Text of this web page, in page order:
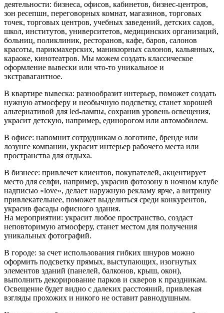
деятельности: бизнеса, офисов, кабинетов, бизнес-центров,
зон ресепшн, переговорных комнат, магазинов, торговых
точек, торговых центров, учебных заведений, детских садов,
школ, институтов, университетов, медицинских организаций,
больниц, поликлиник, ресторанов, кафе, баров, салонов
красоты, парикмахерских, маникюрных салонов, кальянных,
караоке, кинотеатров. Мы можем создать классическое
оформление вывески или что-то уникальное и
экстравагантное.
В квартире вывеска: разнообразит интерьер, поможет создать
нужную атмосферу и необычную подсветку, станет хорошей
альтернативой для led-лампы, сохранив уровень освещения,
украсит детскую, например, единорогом или автомобилем.
В офисе: напомнит сотрудникам о логотипе, бренде или
лозунге компании, украсит интерьер рабочего места или
пространства для отдыха.
В бизнесе: привлечет клиентов, покупателей, акцентирует
место для селфи, например, украсив фотозону в ночном клубе
надписью «love», делает наружную рекламу ярче, а витрину
привлекательнее, поможет выделиться среди конкурентов,
украсив фасады офисного здания.
На мероприятии: украсит любое пространство, создаст
неповторимую атмосферу, станет местом для получения
уникальных фотографий.
В городе: за счет использования гибких шнуров можно
оформить подсветку прямых, выступающих, изогнутых
элементов зданий (панелей, балконов, крыш, окон),
выполнить декорирование парков и скверов к праздникам.
Освещение будет видно с далеких расстояний, привлекая
взгляды прохожих и никого не оставит равнодушным.